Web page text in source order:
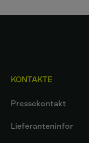
KONTAKTE
Pressekontakt